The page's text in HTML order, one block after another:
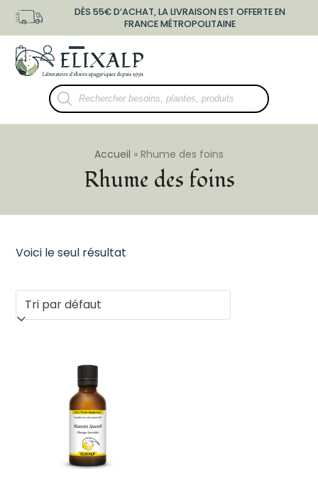
Skip
content
DÈS 55€ D’ACHAT, LA LIVRAISON EST OFFERTE EN
FRANCE MÉTROPOLITAINE
shopping-
bag
user-
o
Open
mobile
menu
Close
mobile
menu
Recherche
de
produits
Rhume des foins
Accueil » Rhume des foins
Voici le seul résultat